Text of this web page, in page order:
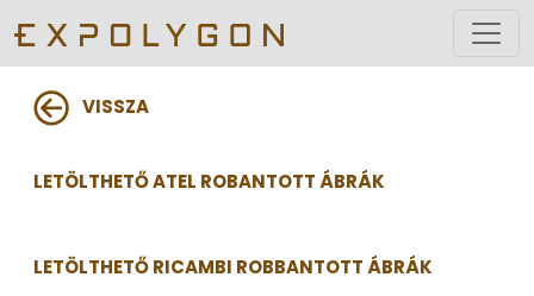
VISSZA
LETÖLTHETŐ ATEL ROBANTOTT ÁBRÁK
LETÖLTHETŐ RICAMBI ROBBANTOTT ÁBRÁK